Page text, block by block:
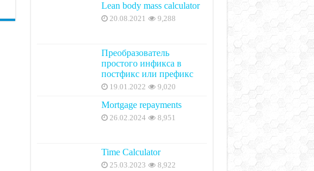
Lean body mass calculator
20.08.2021 9,288
Преобразователь
простого инфикса в
постфикс или префикс
19.01.2022 9,020
Mortgage repayments
26.02.2024 8,951
Time Calculator
25.03.2023 8,922